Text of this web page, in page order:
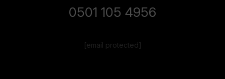
0501 105 4956
[email protected]